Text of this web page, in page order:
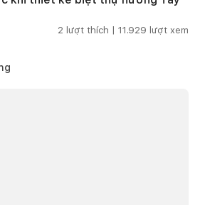
2 lượt thích | 11.929 lượt xem